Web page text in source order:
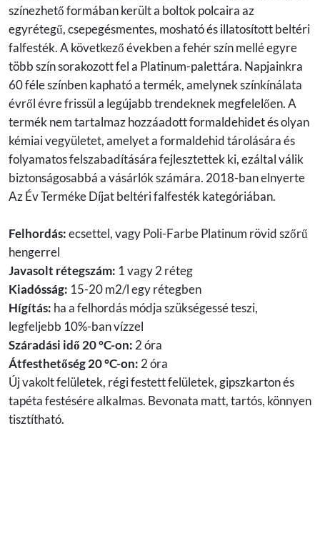
színezhető formában került a boltok polcaira az
egyrétegű, csepegésmentes, mosható és illatosított beltéri
falfesték. A következő években a fehér szín mellé egyre
több szín sorakozott fel a Platinum-palettára. Napjainkra
60 féle színben kapható a termék, amelynek színkínálata
évről évre frissül a legújabb trendeknek megfelelően. A
termék nem tartalmaz hozzáadott formaldehidet és olyan
kémiai vegyületet, amelyet a formaldehid tárolására és
folyamatos felszabadítására fejlesztettek ki, ezáltal válik
biztonságosabbá a vásárlók számára. 2018-ban elnyerte
Az Év Terméke Díjat beltéri falfesték kategóriában.
Felhordás:ecsettel, vagy Poli-Farbe Platinum rövid szőrű
hengerrel
Javasolt rétegszám: 1 vagy 2 réteg
Kiadósság: 15-20 m2/l egy rétegben
Hígítás: ha a felhordás módja szükségessé teszi,
legfeljebb 10%-ban vízzel
Száradási idő 20 °C-on: 2 óra
Átfesthetőség 20 °C-on: 2 óra
Új vakolt felületek, régi festett felületek, gipszkarton és
tapéta festésére alkalmas. Bevonata matt, tartós, könnyen
tisztítható.